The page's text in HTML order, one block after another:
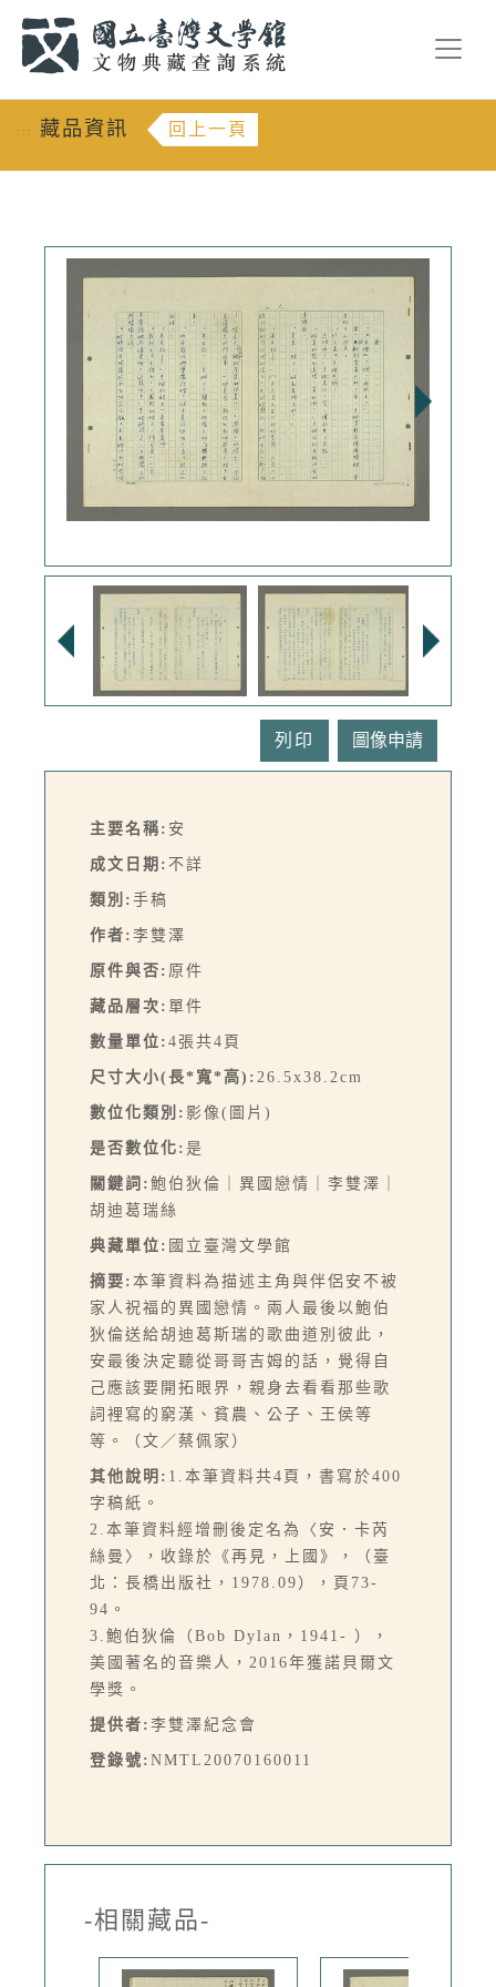
::: 藏品資訊 回上一頁
列印
主要名稱: 安
成文日期: 不詳
類別: 手稿
作者: 李雙澤
原件與否: 原件
藏品層次: 單件
數量單位: 4張共4頁
尺寸大小(長*寬*高): 26.5x38.2cm
數位化類別: 影像(圖片)
是否數位化: 是
關鍵詞: 鮑伯狄倫｜異國戀情｜李雙澤｜
胡迪葛瑞絲
典藏單位: 國立臺灣文學館
摘要: 本筆資料為描述主角與伴侶安不被
家人祝福的異國戀情。兩人最後以鮑伯
狄倫送給胡迪葛斯瑞的歌曲道別彼此，
安最後決定聽從哥哥吉姆的話，覺得自
己應該要開拓眼界，親身去看看那些歌
詞裡寫的窮漢、貧農、公子、王侯等
等。（文／蔡佩家）
其他說明: 1.本筆資料共4頁，書寫於400
字稿紙。
2.本筆資料經增刪後定名為〈安．卡芮
絲曼〉，收錄於《再見，上國》，（臺
北：長橋出版社，1978.09），頁73-
94。
3.鮑伯狄倫（Bob Dylan，1941- ），
美國著名的音樂人，2016年獲諾貝爾文
學獎。
提供者: 李雙澤紀念會
登錄號: NMTL20070160011
-相關藏品-